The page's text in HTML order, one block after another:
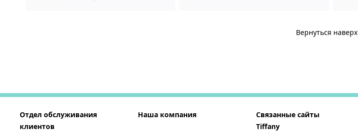
Вернуться наверх
Отдел обслуживания
клиентов
Наша компания
Связанные сайты
Tiffany